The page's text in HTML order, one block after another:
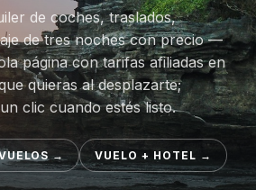
de coches, traslados,
de tres noches con precio —
página con tarifas afiliadas en
quieras al desplazarte;
clic cuando estés listo.
→ VUELO + HOTEL →